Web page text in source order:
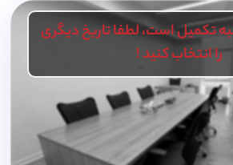
تکمیل است، لطفا تاریخ دیگری
را انتخاب کنید !